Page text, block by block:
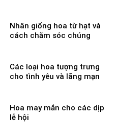
Nhân giống hoa từ hạt và
cách chăm sóc chúng
Các loại hoa tượng trưng
cho tình yêu và lãng mạn
Hoa may mắn cho các dịp
lễ hội